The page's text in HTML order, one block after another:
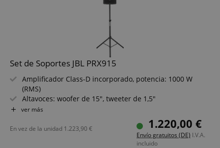
Set de Soportes JBL PRX915
Amplificador Class-D incorporado, potencia: 1000 W
(RMS)
Altavoces: woofer de 15", tweeter de 1,5"
Rango de frecuencia: 42 - 20.000 Hz, SPL máx.: 134 dB
Panel de control (pantalla LCD a color) para acceder a los
parámetros clave
Control de hasta 10 altavoces vía app (iOS / Android) por
ver más
1.220,00 €
Envío gratuitos (DE) I.V.A.
incluido
En vez de la unidad 1.223,90 €